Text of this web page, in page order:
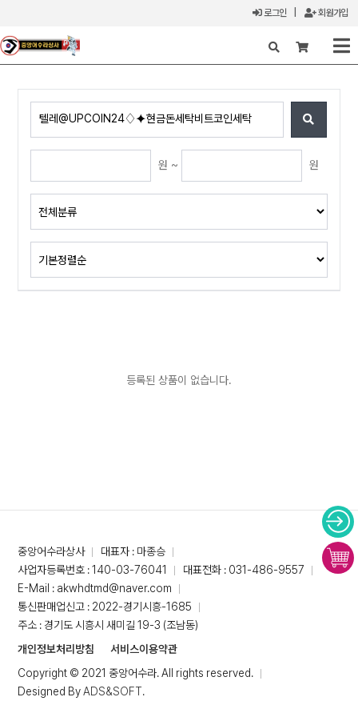
로그인 회원가입
X
원 ~ 원
등록된 상품이 없습니다.
중앙어수라상사
대표자 : 마종승
사업자등록번호 : 140-03-76041
대표전화 : 031-486-9557
E-Mail : akwhdtmd@naver.com
통신판매업신고 : 2022-경기시흥-1685
주소 : 경기도 시흥시 새미길 19-3 (조남동)
개인정보처리방침
서비스이용약관
Copyright © 2021 중앙어수라. All rights reserved.
Designed ByADS&SOFT.